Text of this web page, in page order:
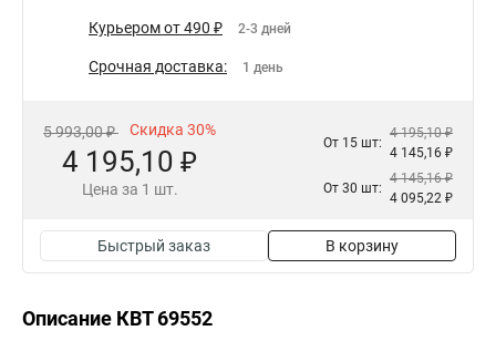
Курьером от 490 ₽ 2-3 дней
Срочная доставка: 1 день
5 993,00 ₽ Скидка 30%
4 195,10 ₽
Цена за 1 шт.
От 15 шт:
4 195,10 ₽
4 145,16 ₽
От 30 шт:
4 145,16 ₽
4 095,22 ₽
Быстрый заказ В корзину
Описание КВТ 69552